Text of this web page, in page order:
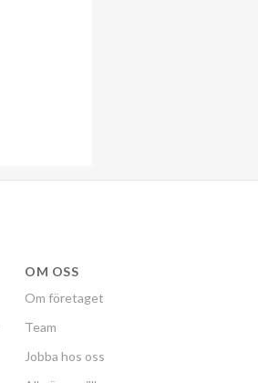
OM OSS
Om företaget
Team
Jobba hos oss